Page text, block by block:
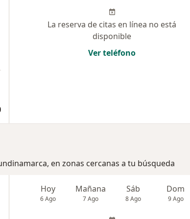
La reserva de citas en línea no está
disponible
Ver teléfono
en zonas cercanas a tu búsqueda
Hoy
6 Ago
Mañana
7 Ago
Sáb
8 Ago
Dom
9 Ago